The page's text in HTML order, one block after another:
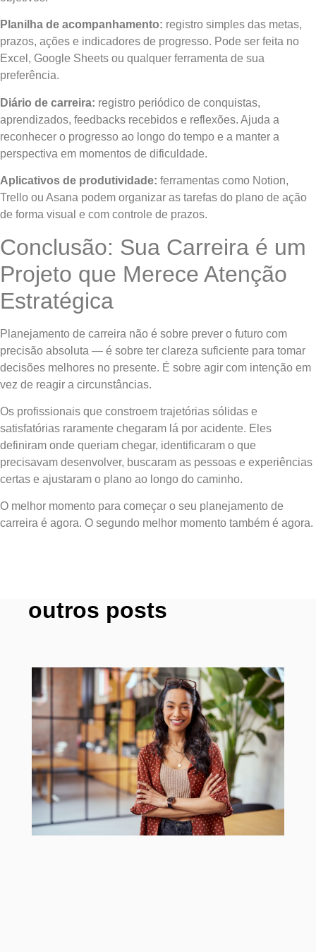
Planilha de acompanhamento: registro simples das metas,
prazos, ações e indicadores de progresso. Pode ser feita no
Excel, Google Sheets ou qualquer ferramenta de sua
preferência.
Diário de carreira: registro periódico de conquistas,
aprendizados, feedbacks recebidos e reflexões. Ajuda a
reconhecer o progresso ao longo do tempo e a manter a
perspectiva em momentos de dificuldade.
Aplicativos de produtividade: ferramentas como Notion,
Trello ou Asana podem organizar as tarefas do plano de ação
de forma visual e com controle de prazos.
Conclusão: Sua Carreira é um
Projeto que Merece Atenção
Estratégica
Planejamento de carreira não é sobre prever o futuro com
precisão absoluta — é sobre ter clareza suficiente para tomar
decisões melhores no presente. É sobre agir com intenção em
vez de reagir a circunstâncias.
Os profissionais que constroem trajetórias sólidas e
satisfatórias raramente chegaram lá por acidente. Eles
definiram onde queriam chegar, identificaram o que
precisavam desenvolver, buscaram as pessoas e experiências
certas e ajustaram o plano ao longo do caminho.
O melhor momento para começar o seu planejamento de
carreira é agora. O segundo melhor momento também é agora.
outros posts